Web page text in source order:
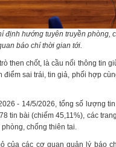
định hướng tuyên truyền phòng,
báo chí thời gian tới.
then chốt, là cầu nối thông tin
sai trái, tin giả, phối hợp
- 14/5/2026, tổng số lượng
tin bài (chiếm 45,11%), các
chống thiên tai.
của các cơ quan quản lý báo